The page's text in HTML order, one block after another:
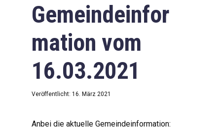
Gemeindeamt
Gemeinderat
Bildung
Vereine
Gemeindeinfor
mation vom
16.03.2021
Veröffentlicht: 16. März 2021
Anbei die aktuelle Gemeindeinformation: